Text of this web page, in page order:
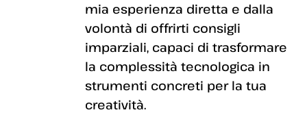
mia esperienza diretta e dalla
volontà di offrirti consigli
imparziali, capaci di trasformare
la complessità tecnologica in
strumenti concreti per la tua
creatività.